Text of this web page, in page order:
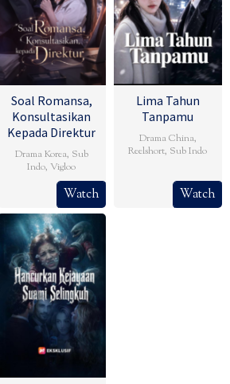
Soal Romansa,
Konsultasikan
Kepada Direktur
Drama Korea, Sub
Indo,Vigloo
Watch
Lima Tahun
Tanpamu
Drama China,
Reelshort, Sub Indo
Watch